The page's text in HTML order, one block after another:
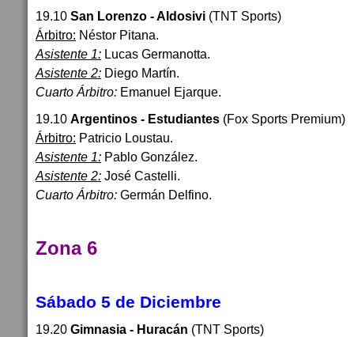
19.10 San Lorenzo - Aldosivi (TNT Sports)
Árbitro: Néstor Pitana.
Asistente 1: Lucas Germanotta.
Asistente 2: Diego Martín.
Cuarto Árbitro: Emanuel Ejarque.
19.10 Argentinos - Estudiantes (Fox Sports Premium)
Árbitro: Patricio Loustau.
Asistente 1: Pablo González.
Asistente 2: José Castelli.
Cuarto Árbitro: Germán Delfino.
Zona 6
Sábado 5 de Diciembre
19.20 Gimnasia - Huracán (TNT Sports)